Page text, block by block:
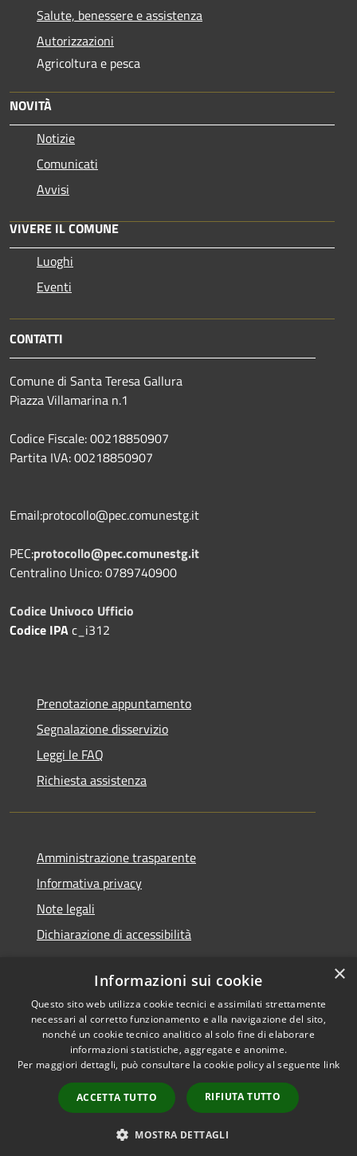
Salute, benessere e assistenza
Autorizzazioni
Agricoltura e pesca
NOVITÀ
Notizie
Comunicati
Avvisi
VIVERE IL COMUNE
Luoghi
Eventi
CONTATTI
Comune di Santa Teresa Gallura
Piazza Villamarina n.1
Codice Fiscale: 00218850907
Partita IVA: 00218850907
Email:protocollo@pec.comunestg.it
PEC:protocollo@pec.comunestg.it
Centralino Unico: 0789740900
Codice Univoco Ufficio
Codice IPAc_i312
Prenotazione appuntamento
Segnalazione disservizio
Leggi le FAQ
Richiesta assistenza
Amministrazione trasparente
Informativa privacy
Note legali
Dichiarazione di accessibilità
RSS
Accessibilità
Cookie
Mappa del sito
WebMail
Copyright © 2026 • Comune di
Santa Teresa Gallura •
Powered byMunicipium
Accesso redazione
×
Informazioni sui cookie
Questo sito web utilizza cookie tecnici e assimilati strettamente
necessari al corretto funzionamento e alla navigazione del sito,
nonché un cookie tecnico analitico al solo fine di elaborare
informazioni statistiche, aggregate e anonime.
Per maggiori dettagli, può consultare la cookie policy al seguente link
ACCETTA TUTTO RIFIUTA TUTTO
MOSTRA DETTAGLI